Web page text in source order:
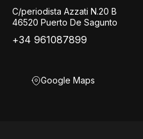
C/periodista Azzati N.20 B
46520 Puerto De Sagunto
+34 961087899
Google Maps